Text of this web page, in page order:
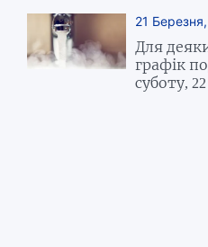
21
Для
графік
суботу,